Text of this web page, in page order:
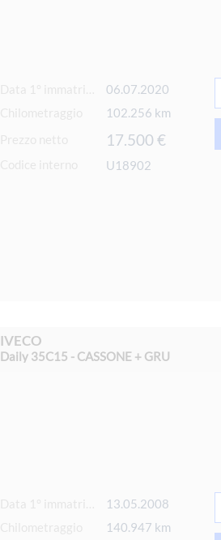
06.07.2020
102.256 km
17.500 €
U18902
IVECO
Daily 35C15 - CASSONE + GRU
13.05.2008
140.947 km